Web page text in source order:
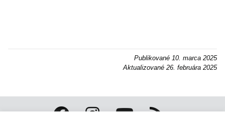
Publikované 10. marca 2025
Aktualizované 26. februára 2025